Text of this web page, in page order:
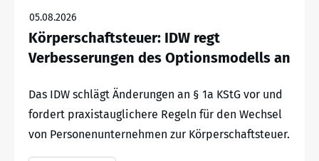
05.08.2026
Körperschaftsteuer: IDW regt
Verbesserungen des Optionsmodells an
Das IDW schlägt Änderungen an § 1a KStG vor und
fordert praxistauglichere Regeln für den Wechsel
von Personenunternehmen zur Körperschaftsteuer.